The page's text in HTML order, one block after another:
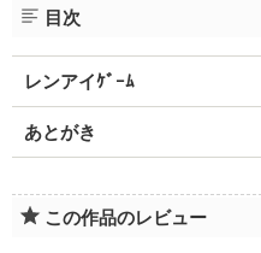
目次
レンアイｹﾞｰﾑ
あとがき
この作品のレビュー